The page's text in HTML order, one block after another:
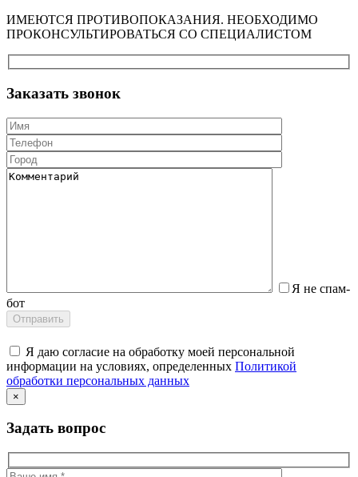
ИМЕЮТСЯ ПРОТИВОПОКАЗАНИЯ. НЕОБХОДИМО
ПРОКОНСУЛЬТИРОВАТЬСЯ СО СПЕЦИАЛИСТОМ
Заказать звонок
Я не спам-
бот
Я даю согласие на обработку моей персональной
информации на условиях, определенных Политикой
обработки персональных данных
×
Задать вопрос